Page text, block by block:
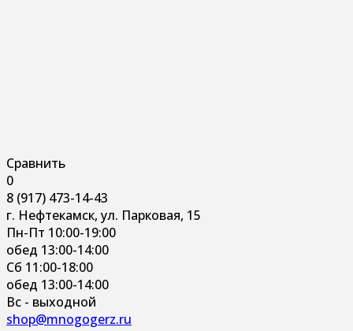
Сравнить
0
8 (917) 473-14-43
г. Нефтекамск, ул. Парковая, 15
Пн-Пт 10:00-19:00
обед 13:00-14:00
Сб 11:00-18:00
обед 13:00-14:00
Вс - выходной
shop@mnogogerz.ru